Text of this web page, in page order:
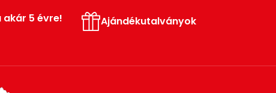
5 évre! Ajándékutalványok